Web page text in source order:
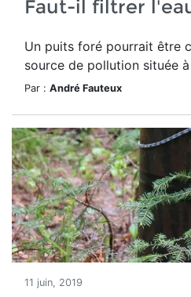
Faut-il filtrer
Un puits foré pourrait être
source de pollution située
Par : André Fauteux
11 juin, 2019